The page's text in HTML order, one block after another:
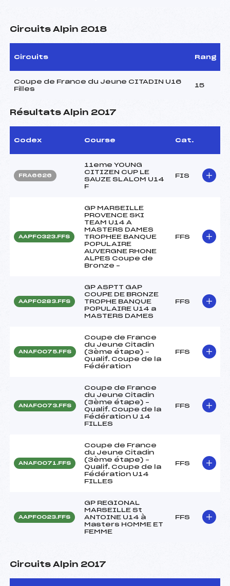
Circuits Alpin 2018
Circuits Rang
Coupe de France du Jeune CITADIN U16
Filles
15
Résultats Alpin 2017
Codex Course Cat.
FRA6626
11eme YOUNG
CITIZEN CUP LE
SAUZE SLALOM U14
F
FIS
AAPF0323.FFS
GP MARSEILLE
PROVENCE SKI
TEAM U14 A
MASTERS DAMES
TROPHEE BANQUE
POPULAIRE
AUVERGNE RHONE
ALPES Coupe de
Bronze –
FFS
AAPF0283.FFS
GP ASPTT GAP
COUPE DE BRONZE
TROPHE BANQUE
POPULAIRE U14 a
MASTERS DAMES
FFS
ANAF0075.FFS
Coupe de France
du Jeune Citadin
(3ème étape) –
Qualif. Coupe de la
Fédération
FFS
ANAF0073.FFS
Coupe de France
du Jeune Citadin
(3ème étape) –
Qualif. Coupe de la
Fédération U 14
FILLES
FFS
ANAF0071.FFS
Coupe de France
du Jeune Citadin
(3ème étape) –
Qualif. Coupe de la
Fédération U14
FILLES
FFS
AAPF0023.FFS
GP REGIONAL
MARSEILLE St
ANTOINE U14 à
Masters HOMME ET
FEMME
FFS
Circuits Alpin 2017